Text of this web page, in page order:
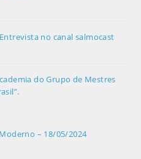
no canal salmocast
do Grupo de Mestres
– 18/05/2024